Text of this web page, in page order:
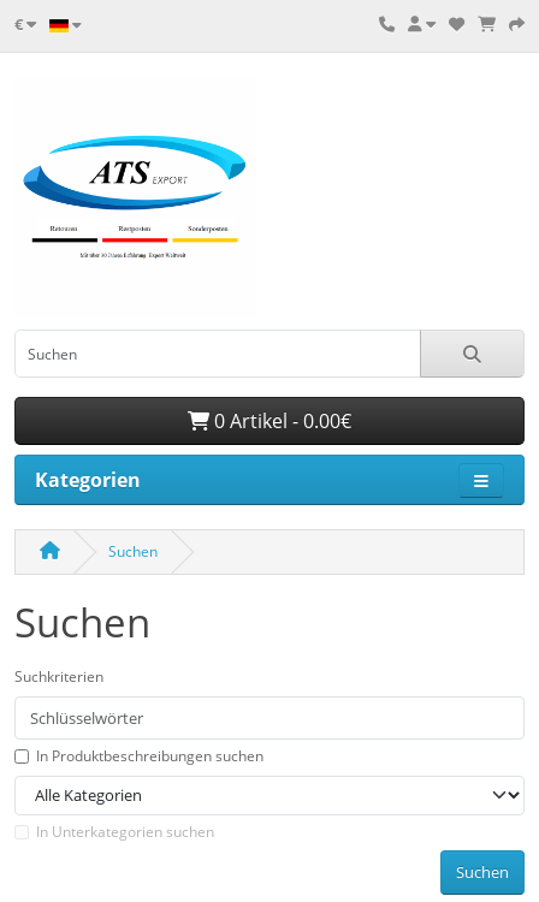
€
0 Artikel - 0.00€
Kategorien
Suchen
Suchen
Suchkriterien
In Produktbeschreibungen suchen
In Unterkategorien suchen
Suchen